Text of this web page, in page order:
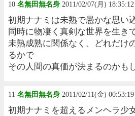
10 名無田無名身 2011/02/07(月)
初期ナナミは未熟で愚かな思い
同時に物凄く真剣な世界を生き
未熟成熟に関係なく、どれだけ
るかで
その人間の真価が決まるのかも
11 名無田無名身 2011/02/11(金)
初期ナナミを超えるメンヘラ少